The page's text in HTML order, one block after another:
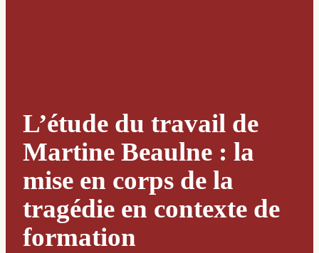
L’étude du travail de
Martine Beaulne : la
mise en corps de la
tragédie en contexte de
formation